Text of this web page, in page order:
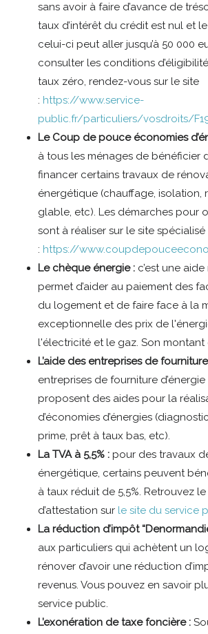
sans avoir à faire d’avance de
taux d’intérêt du crédit est nul et
celui-ci peut aller jusqu’à 50 000
consulter les conditions
taux zéro, rendez-vous sur le site
: https://www.service-
public.fr/particuliers/vosdroits/
Le Coup de pouce économies
à tous les ménages de bénéficier
financer certains travaux de
énergétique (chauffage, isolation,
glable, etc). Les démarches pour
sont à réaliser sur le site spécialisé
: https://
Le chèque énergie : c’est une
permet d’aider au paiement des
du logement et de faire face à la
exceptionnelle des prix de
l'électricité et le gaz. Son montant
L’aide des entreprises de
entreprises de fourniture d’énergie
proposent des aides pour la
d’économies d’énergies
prime, prêt à taux bas, etc).
La TVA à 5,5% : pour des travaux
énergétique, certains peuvent
à taux réduit de 5,5%. Retrouvez
d’attestation sur le site du service
La réduction d’impôt
aux particuliers qui achètent un
rénover d’avoir une réduction
revenus. Vous pouvez en savoir
service public.
L’exonération de taxe foncière :